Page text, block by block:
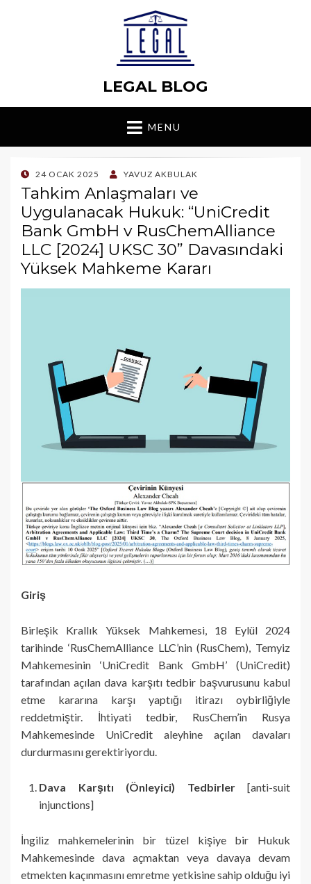
LEGAL BLOG
MENU
POSTED
ON
24 OCAK 2025 YAVUZ AKBULAK
Tahkim Anlaşmaları ve
Uygulanacak Hukuk: “UniCredit
Bank GmbH v RusChemAlliance
LLC [2024] UKSC 30” Davasındaki
Yüksek Mahkeme Kararı
Giriş
Birleşik Krallık Yüksek Mahkemesi, 18 Eylül 2024
tarihinde ‘RusChemAlliance LLC’nin (RusChem), Temyiz
Mahkemesinin ‘UniCredit Bank GmbH’ (UniCredit)
tarafından açılan dava karşıtı tedbir başvurusunu kabul
etme kararına karşı yaptığı itirazı oybirliğiyle
reddetmiştir. İhtiyati tedbir, RusChem’in Rusya
Mahkemesinde UniCredit aleyhine açılan davaları
durdurmasını gerektiriyordu.
Dava Karşıtı (Önleyici) Tedbirler[anti-suit
injunctions]
İngiliz mahkemelerinin bir tüzel kişiye bir Hukuk
Mahkemesinde dava açmaktan veya davaya devam
etmekten kaçınmasını emretme yetkisine sahip olduğu iyi